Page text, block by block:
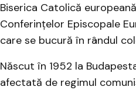
Biserica Catolică
Conferințelor Episcopale
care se bucură în rândul
Născut în 1952 la
afectată de regimul